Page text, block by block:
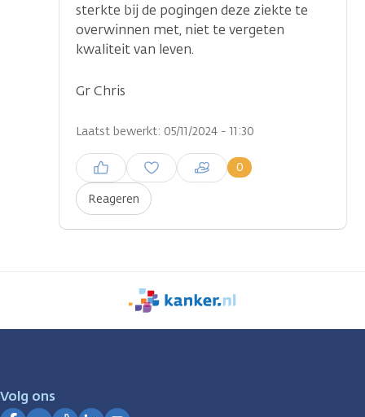
sterkte bij de pogingen deze ziekte te
overwinnen met, niet te vergeten
kwaliteit van leven.
Gr Chris
Laatst bewerkt: 05/11/2024 - 11:30
Reageren
0
Inloggen om een reactie te
plaatsen
We
zijn
Volg ons